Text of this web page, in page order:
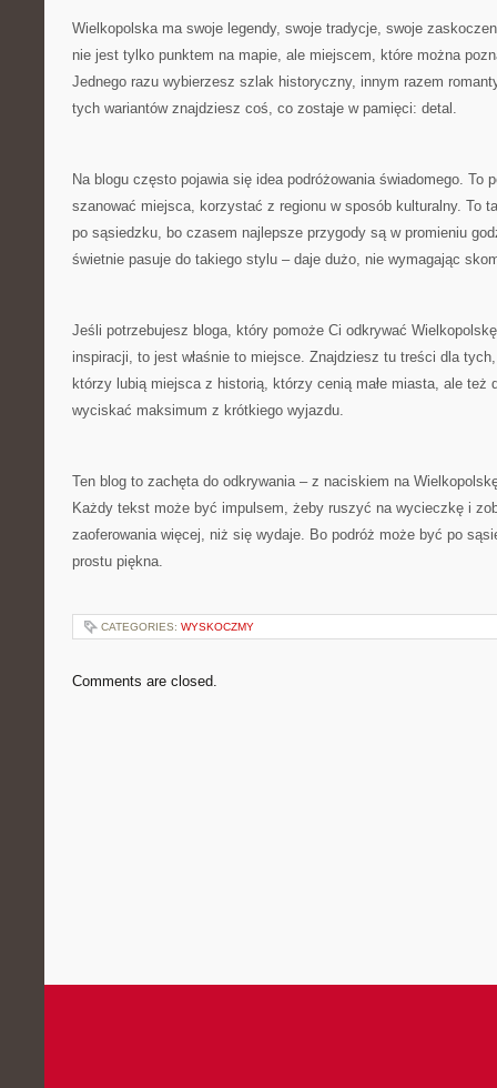
Wielkopolska ma swoje legendy, swoje tradycje, swoje
nie jest tylko punktem na mapie, ale miejscem, które można
Jednego razu wybierzesz szlak historyczny, innym razem
tych wariantów znajdziesz coś, co zostaje w pamięci: detal.
Na blogu często pojawia się idea podróżowania świadomego. To
szanować miejsca, korzystać z regionu w sposób kulturalny. To
po sąsiedzku, bo czasem najlepsze przygody są w promieniu
świetnie pasuje do takiego stylu – daje dużo, nie wymagając
Jeśli potrzebujesz bloga, który pomoże Ci odkrywać
inspiracji, to jest właśnie to miejsce. Znajdziesz tu treści dla
którzy lubią miejsca z historią, którzy cenią małe miasta, ale też
wyciskać maksimum z krótkiego wyjazdu.
Ten blog to zachęta do odkrywania – z naciskiem na
Każdy tekst może być impulsem, żeby ruszyć na wycieczkę i
zaoferowania więcej, niż się wydaje. Bo podróż może być po
prostu piękna.
CATEGORIES: WYSKOCZMY
Comments are closed.